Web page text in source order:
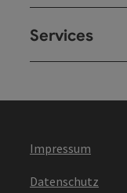
Services
Impressum
Datenschutz